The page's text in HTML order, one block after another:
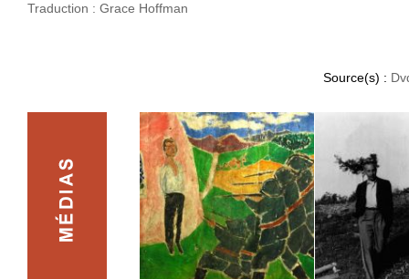
Traduction : Grace Hoffman
Source(s) :